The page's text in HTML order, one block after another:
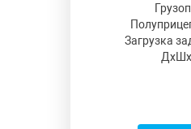
Загрузка